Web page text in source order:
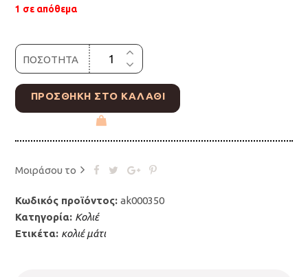
1 σε απόθεμα
ΠΟΣΟΤΗΤΑ
ΠΡΟΣΘΉΚΗ ΣΤΟ ΚΑΛΆΘΙ
Μοιράσου το
Κωδικός προϊόντος:ak000350
Κατηγορία: Κολιέ
Ετικέτα: κολιέ μάτι